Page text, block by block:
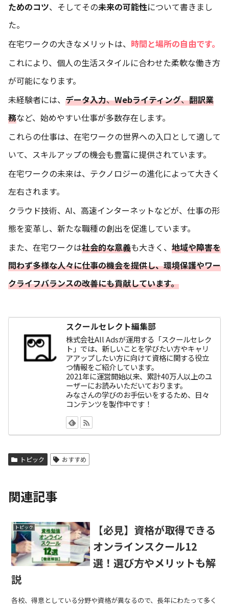
ためのコツ、そしてその未来の可能性について書きまし
た。
在宅ワークの大きなメリットは、 時間と場所の自由です。
これにより、個人の生活スタイルに合わせた柔軟な働き方
が可能になります。
未経験者には、 データ入力、Webライティング、翻訳業
務など、始めやすい仕事が多数存在します。
これらの仕事は、在宅ワークの世界への入口として適して
いて、スキルアップの機会も豊富に提供されています。
在宅ワークの未来は、テクノロジーの進化によって大きく
左右されます。
クラウド技術、AI、高速インターネットなどが、仕事の形
態を変革し、新たな職種の創出を促進しています。
また、在宅ワークは社会的な意義も大きく、 地域や障害を
問わず多様な人々に仕事の機会を提供し、環境保護やワー
クライフバランスの改善にも貢献しています。
スクールセレクト編集部
株式会社All Adsが運用する「スクールセレク
ト」では、新しいことを学びたい方やキャリ
アアップしたい方に向けて資格に関する役立
つ情報をご紹介しています。
2021年に運営開始以来、累計40万人以上のユ
ーザーにお読みいただいております。
みなさんの学びのお手伝いをするため、日々
コンテンツを製作中です！
トピック おすすめ
関連記事
トピック
【必見】資格が取得できる
オンラインスクール12
選！選び方やメリットも解
説
各校、得意としている分野や資格が異なるので、長年にわたって多く